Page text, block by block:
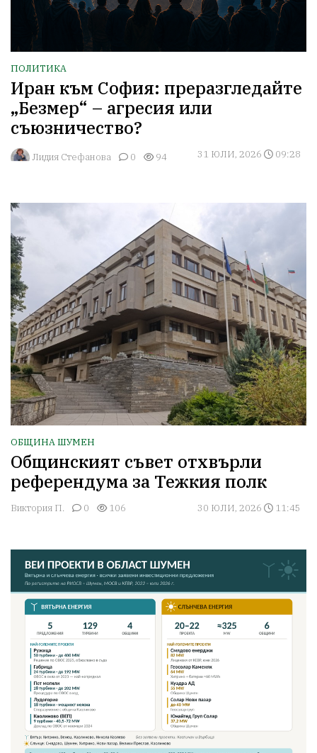
ПОЛИТИКА
Иран към София: преразгледайте
„Безмер“ – агресия или
съюзничество?
Лидия Стефанова 0 94 31 ЮЛИ, 2026 09:28
ОБЩИНА ШУМЕН
Общинският съвет отхвърли
референдума за Тежкия полк
Виктория П. 0 106 30 ЮЛИ, 2026 11:45